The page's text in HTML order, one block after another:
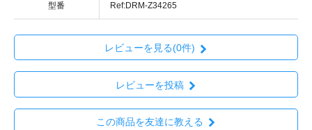
型番 Ref:DRM-Z34265
レビューを見る(0件)
レビューを投稿
この商品を友達に教える